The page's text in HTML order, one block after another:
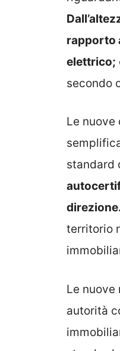
rapporto
elettrico;
secondo
Le
standard
territorio
Le nuove
autorità